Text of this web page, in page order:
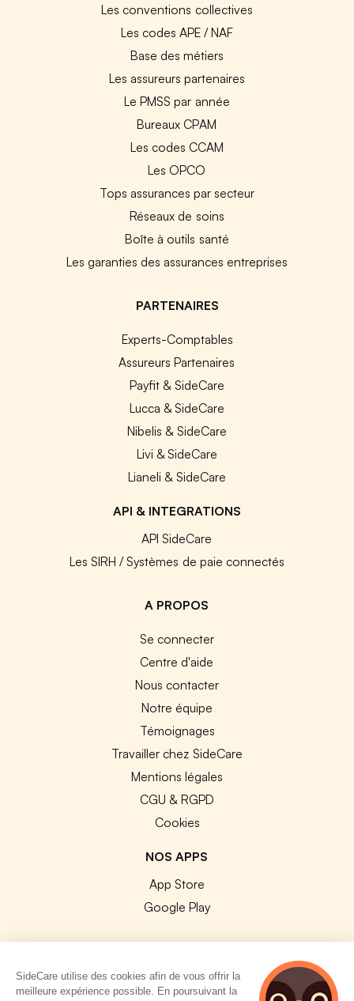
Les conventions collectives
Les codes APE / NAF
Base des métiers
Les assureurs partenaires
Le PMSS par année
Bureaux CPAM
Les codes CCAM
Les OPCO
Tops assurances par secteur
Réseaux de soins
Boîte à outils santé
Les garanties des assurances entreprises
PARTENAIRES
Experts-Comptables
Assureurs Partenaires
Payfit & SideCare
Lucca & SideCare
Nibelis & SideCare
Livi & SideCare
Lianeli & SideCare
API & INTEGRATIONS
API SideCare
Les SIRH / Systèmes de paie connectés
A PROPOS
Se connecter
Centre d'aide
Nous contacter
Notre équipe
Témoignages
Travailler chez SideCare
Mentions légales
CGU & RGPD
Cookies
NOS APPS
App Store
Google Play
SideCare utilise des cookies afin de vous offrir la
meilleure expérience possible. En poursuivant la